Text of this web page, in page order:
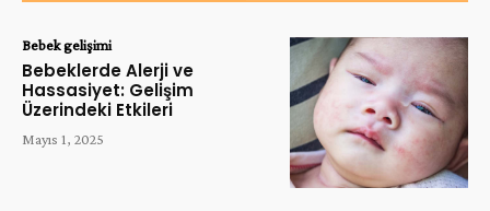
Bebek gelişimi
Bebeklerde Alerji ve
Hassasiyet: Gelişim
Üzerindeki Etkileri
Mayıs 1, 2025